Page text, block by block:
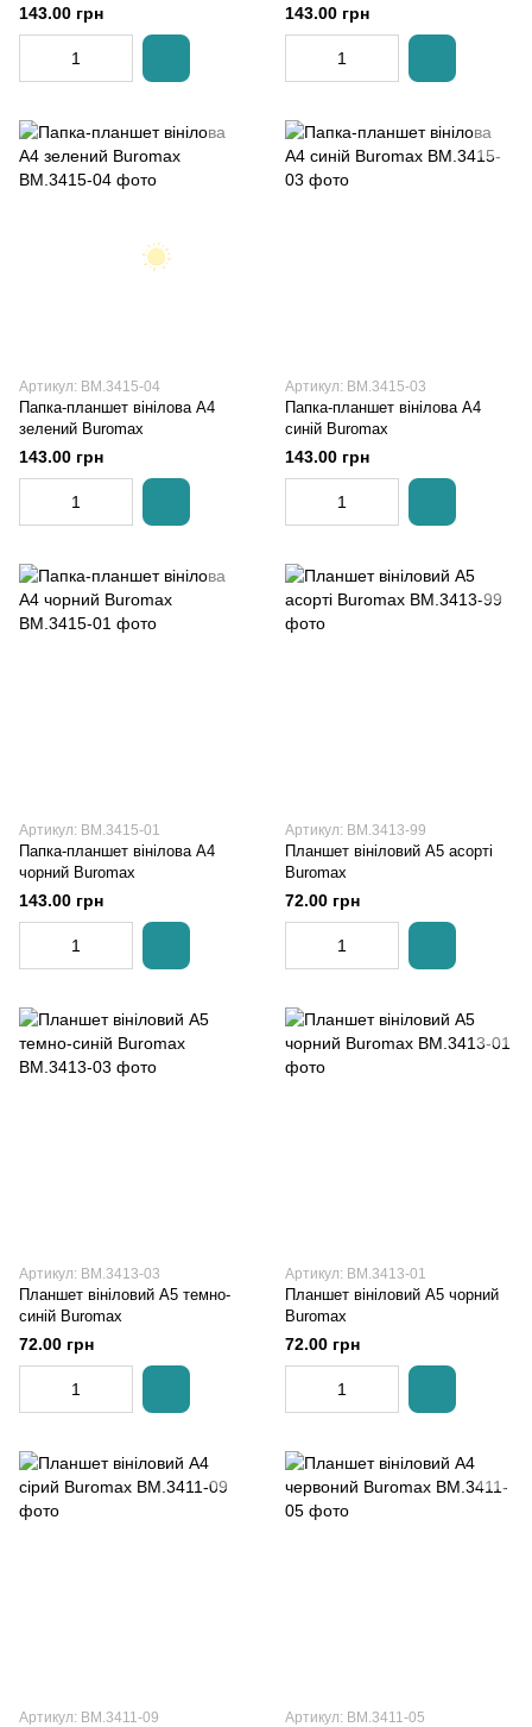
143.00 грн 143.00 грн
Артикул: BM.3415-04
Папка-планшет вінілова А4
зелений Buromax
143.00 грн
Артикул: BM.3415-03
Папка-планшет вінілова А4
синій Buromax
143.00 грн
Артикул: BM.3415-01
Папка-планшет вінілова А4
чорний Buromax
143.00 грн
Артикул: BM.3413-99
Планшет вініловий А5 асорті
Buromax
72.00 грн
Артикул: BM.3413-03
Планшет вініловий А5 темно-
синій Buromax
72.00 грн
Артикул: BM.3413-01
Планшет вініловий А5 чорний
Buromax
72.00 грн
Артикул: BM.3411-09 Артикул: BM.3411-05